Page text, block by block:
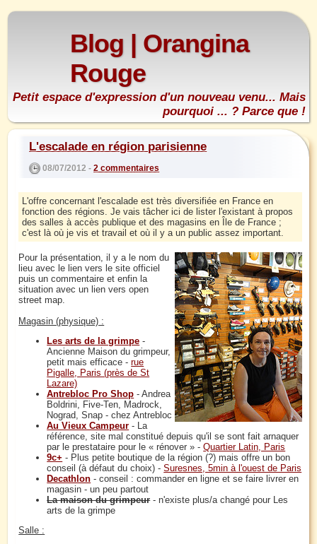
Blog | Orangina
Rouge
Petit espace d'expression d'un nouveau venu... Mais
pourquoi ... ? Parce que !
L'escalade en région parisienne
08/07/2012 -2 commentaires
L'offre concernant l'escalade est très diversifiée en France en
fonction des régions. Je vais tâcher ici de lister l'existant à propos
des salles à accès publique et des magasins en Île de France ;
c'est là où je vis et travail et où il y a un public assez important.
Pour la présentation, il y a le nom du
lieu avec le lien vers le site officiel
puis un commentaire et enfin la
situation avec un lien vers open
street map.
Magasin (physique) :
Les arts de la grimpe -
Ancienne Maison du grimpeur,
petit mais efficace -rue
Pigalle, Paris (près de St
Lazare)
Antrebloc Pro Shop - Andrea
Boldrini, Five-Ten, Madrock,
Nograd, Snap - chez Antrebloc
Au Vieux Campeur - La
référence, site mal constitué depuis qu'il se sont fait arnaquer
par le prestataire pour le « rénover » -Quartier Latin, Paris
9c+ - Plus petite boutique de la région (?) mais offre un bon
conseil (à défaut du choix) -Suresnes, 5min à l'ouest de Paris
Decathlon - conseil : commander en ligne et se faire livrer en
magasin - un peu partout
La maison du grimpeur- n'existe plus/a changé pour Les
arts de la grimpe
Salle :